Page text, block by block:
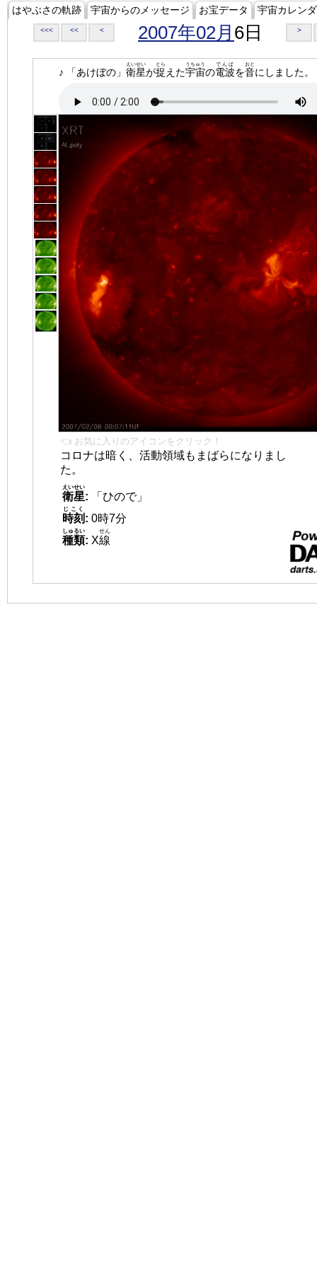
はやぶさの軌跡 宇宙からのメッセージ お宝データ 宇宙カレン
<<< << < 2007年02月 6日 >
♪ 「あけぼの」 衛星
えいせい
が捉
とら
えた宇宙
うちゅう
の電波
でんぱ
を音
おと
にしました。
👈 お気に入りのアイコンをクリック！
コロナは暗く、活動領域もまばらになりまし
た。
衛星
えいせい
:
「ひので」
時刻
じこく
: 0時7分
種類
しゅるい
: X線
せん